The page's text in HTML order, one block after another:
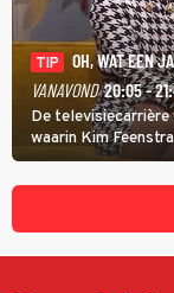
TIP
OH, WAT EEN
VANAVOND 20:05 -
De
waarin Kim
Oh, Wat een Jaar!
jaar waarin ze